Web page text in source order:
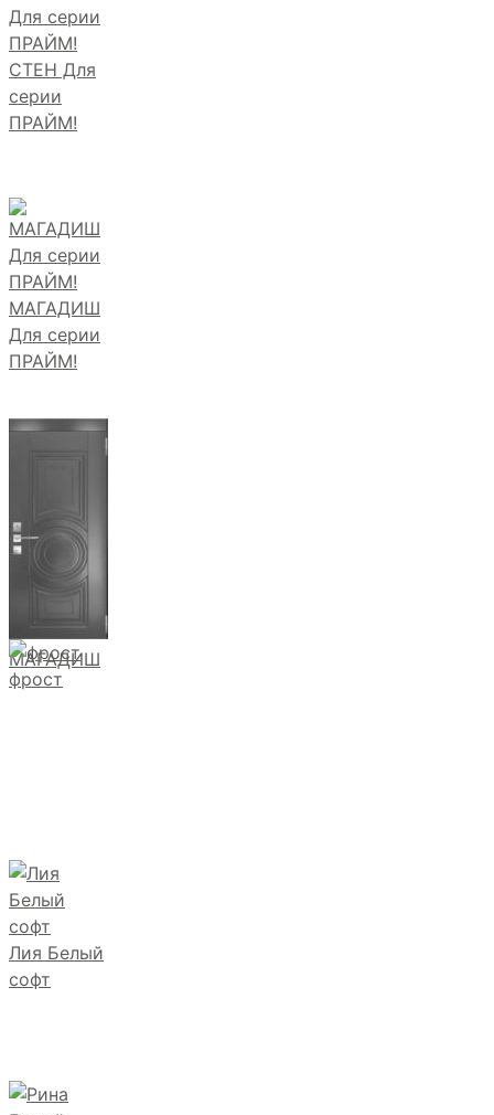
СТЕН Для
серии
ПРАЙМ!
МАГАДИШ
Для серии
ПРАЙМ!
МАГАДИШ
фрост
Лия Белый
софт